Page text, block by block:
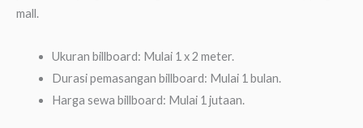
mall.
Ukuran billboard: Mulai 1 x 2 meter.
Durasi pemasangan billboard: Mulai 1 bulan.
Harga sewa billboard: Mulai 1 jutaan.